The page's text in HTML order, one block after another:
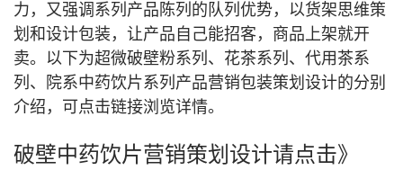
力，又强调系列产品陈列的队列优势，以货架思维策
划和设计包装，让产品自己能招客，商品上架就开
卖。以下为超微破壁粉系列、花茶系列、代用茶系
列、院系中药饮片系列产品营销包装策划设计的分别
介绍，可点击链接浏览详情。
破壁中药饮片营销策划设计请点击》